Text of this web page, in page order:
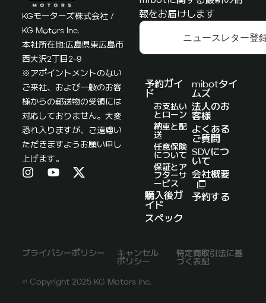
KGモーターズ株式会社 /
KG Motors Inc.
本社所在地:広島県東広島市
西大沢2丁目2-9
※アポイントメントのない
ご来社、および一般のお客
様からの郵送物の受領には
対応しておりません。大変
恐れ入りますが、ご遠慮い
ただきますようお願い申し
上げます。
報をお届けします
ニュースレター登
予約ガイ
ド
お支払い
とローン
納車と配
送
任意保険
について
保証とア
フターサ
ービス
購入後ガ
イド
スペック
mibotタイ
ムズ
法人のお
客様
よくある
ご質問
SDVにつ
いて
会社概要
予約する
プライバシーポリシー
キャンセル
ポリシー
特定商取引法に基
づく表記
© Copyright 2025 KG Motors Inc.